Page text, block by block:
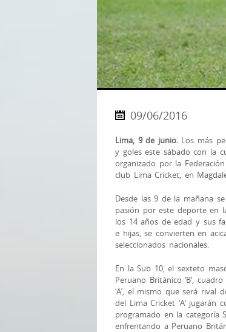
09/06/2016
Lima, 9 de junio.Los más
y goles este sábado con la
organizado por la
club Lima Cricket, en
Desde las 9 de la mañana
pasión por este deporte en
los 14 años de edad y sus
e hijas, se convierten en
seleccionados nacionales.
En la Sub 10, el sexteto
Peruano Británico ‘B’,
‘A’, el mismo que será rival
del Lima Cricket ‘A’ jugarán
programado en la categoría
enfrentando a Peruano